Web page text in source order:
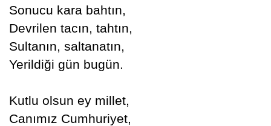
Sonucu kara bahtın,
Devrilen tacın, tahtın,
Sultanın, saltanatın,
Yerildiği gün bugün.
Kutlu olsun ey millet,
Canımız Cumhuriyet,